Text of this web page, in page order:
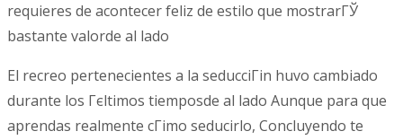
requieres de acontecer feliz de estilo que mostrarГЎ
bastante valorde al lado
El recreo pertenecientes a la seducciГіn huvo cambiado
durante los Гєltimos tiemposde al lado Aunque para que
aprendas realmente cГіmo seducirlo, Concluyendo te